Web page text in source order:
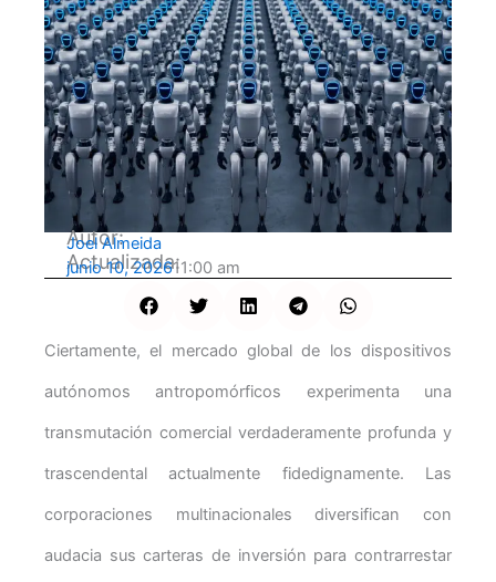
Autor:
Joel Almeida
Actualizada:
junio 10, 202611:00 am
Ciertamente, el mercado global de los dispositivos
autónomos antropomórficos experimenta una
transmutación comercial verdaderamente profunda y
trascendental actualmente fidedignamente. Las
corporaciones multinacionales diversifican con
audacia sus carteras de inversión para contrarrestar